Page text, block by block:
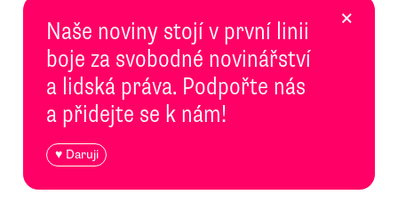
Naše noviny stojí v první linii
boje za svobodné novinářství
a lidská práva. Podpořte nás
a přidejte se k nám!
♥ Daruji
×